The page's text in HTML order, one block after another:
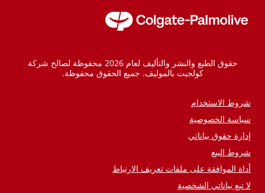
حقوق الطبع والنشر والتأليف لعام 2026 محفوظة لصالح شركة
كولجيت بالموليف. جميع الحقوق محفوظة.
شروط الاستخدام
سياسة الخصوصية
إدارة حقوق بياناتي
شروط البيع
أداة الموافقة على ملفات تعريف الارتباط
لا تبع بياناتي الشخصية